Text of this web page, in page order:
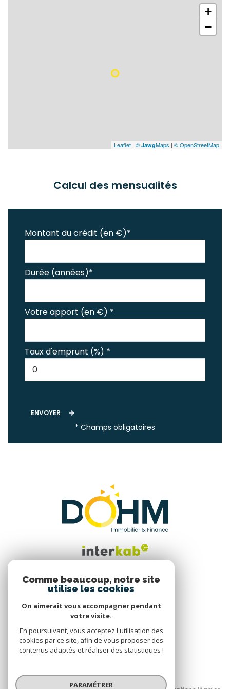
+
−
Leaflet | © JawgMaps | © OpenStreetMap
Calcul des mensualités
Montant du crédit (en €)*
Durée (années)*
Votre apport (en €) *
Taux d'emprunt (%) *
ENVOYER
* Champs obligatoires
Nous suivre
© 2026 | Tous droits réservés
Comme beaucoup, notre site
utilise les cookies
On aimerait vous accompagner pendant
votre visite.
En poursuivant, vous acceptez l'utilisation des
cookies par ce site, afin de vous proposer des
contenus adaptés et réaliser des statistiques !
PARAMÉTRER